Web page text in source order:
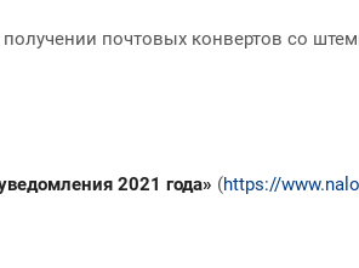
почтовых конвертов со
2021 года» (https://